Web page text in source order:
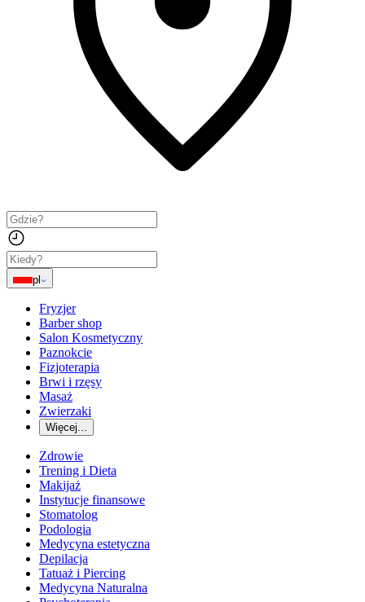
pl
Fryzjer
Barber shop
Salon Kosmetyczny
Paznokcie
Fizjoterapia
Brwi i rzęsy
Masaż
Zwierzaki
Więcej...
Zdrowie
Trening i Dieta
Makijaż
Instytucje finansowe
Stomatolog
Podologia
Medycyna estetyczna
Depilacja
Tatuaż i Piercing
Medycyna Naturalna